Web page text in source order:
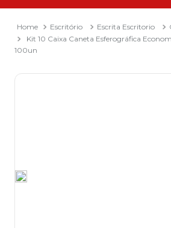
Escritório Escrita Escritorio
Kit 10 Caixa Caneta Esferográfica
100un
Termos mais buscados
mochila
2º sacola
8